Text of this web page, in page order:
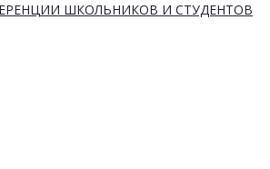
ШКОЛЬНИКОВ И СТУДЕНТОВ